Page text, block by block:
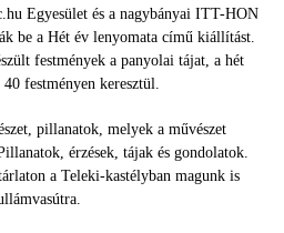
Egyesület és a nagybányai ITT-HON
be a Hét év lenyomata című kiállítást.
festmények a panyolai tájat, a hét
festményen keresztül.
pillanatok, melyek a művészet
érzések, tájak és gondolatok.
a Teleki-kastélyban magunk is